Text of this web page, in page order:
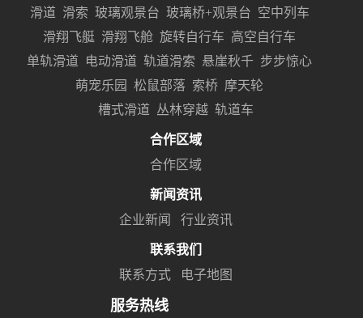
滑道 滑索 玻璃观景台 玻璃桥+观景台 空中列车
滑翔飞艇 滑翔飞舱 旋转自行车 高空自行车
单轨滑道
电动滑道 轨道滑索 悬崖秋千 步步惊心
萌宠乐园
松鼠部落 索桥 摩天轮
槽式滑道 丛林穿越 轨道车
合作区域
合作区域
新闻资讯
企业新闻
行业资讯
联系我们
联系方式
电子地图
服务热线